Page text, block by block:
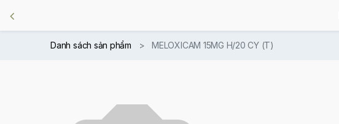
Danh sách sản phẩm MELOXICAM 15MG H/20 CY (T)